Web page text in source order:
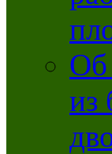
Об
из